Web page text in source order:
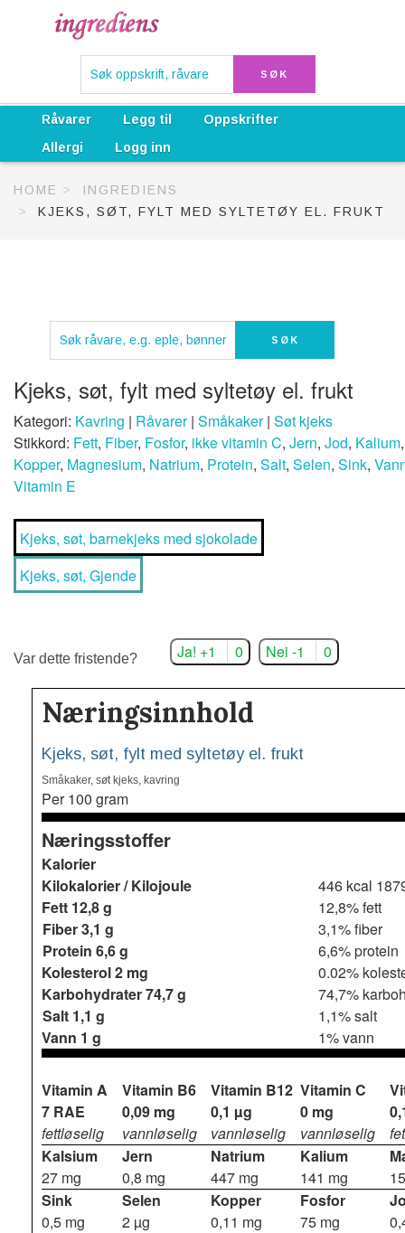
Råvarer Legg til
Oppskrifter
Allergi
Logg inn
HOME
INGREDIENS
KJEKS, SØT, FYLT MED SYLTETØY EL. FRUKT
Kjeks, søt, fylt med syltetøy el. frukt
Kategori: Kavring | Råvarer| Småkaker| Søt kjeks
Stikkord: Fett, Fiber, Fosfor, ikke vitamin C, Jern, Jod, Kalium
Kopper, Magnesium, Natrium, Protein, Salt, Selen, Sink,
Vitamin E
Kjeks, søt, barnekjeks med sjokolade
Kjeks, søt, Gjende
Var dette fristende? Ja! +1 0 Nei -1 0
Næringsinnhold
Kjeks, søt, fylt med syltetøy el. frukt
Småkaker, søt kjeks, kavring
Per 100 gram
Næringsstoffer
Kalorier
Kilokalorier / Kilojoule
446 kcal
Fett 12,8 g
12,8% fett
Fiber3,1 g
3,1% fiber
Protein 6,6 g
6,6% protein
Kolesterol2 mg
0.02%
Karbohydrater74,7 g
74,7%
Salt 1,1 g
1,1% salt
Vann 1 g 1% vann
Vitamin A
7 RAE
fettløselig
Vitamin B6
0,09 mg
vannløselig
Vitamin B12
0,1 µg
vannløselig
Vitamin C
0 mg
vannløselig
Kalsium
27 mg
Jern
0,8 mg
Natrium
447 mg
Kalium
141 mg
Sink
0,5 mg
Selen
2 µg
Kopper
0,11 mg
Fosfor
75 mg